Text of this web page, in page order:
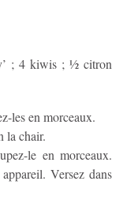
; 4 kiwis ; ½ citron
les en morceaux.
la chair.
le en morceaux.
Versez dans